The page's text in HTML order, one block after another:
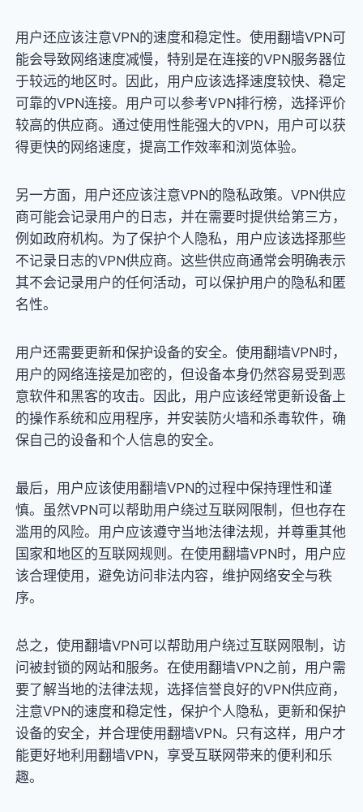
用户还应该注意VPN的速度和稳定性。使用翻墙VPN可
能会导致网络速度减慢，特别是在连接的VPN服务器位
于较远的地区时。因此，用户应该选择速度较快、稳定
可靠的VPN连接。用户可以参考VPN排行榜，选择评价
较高的供应商。通过使用性能强大的VPN，用户可以获
得更快的网络速度，提高工作效率和浏览体验。
另一方面，用户还应该注意VPN的隐私政策。VPN供应
商可能会记录用户的日志，并在需要时提供给第三方，
例如政府机构。为了保护个人隐私，用户应该选择那些
不记录日志的VPN供应商。这些供应商通常会明确表示
其不会记录用户的任何活动，可以保护用户的隐私和匿
名性。
用户还需要更新和保护设备的安全。使用翻墙VPN时，
用户的网络连接是加密的，但设备本身仍然容易受到恶
意软件和黑客的攻击。因此，用户应该经常更新设备上
的操作系统和应用程序，并安装防火墙和杀毒软件，确
保自己的设备和个人信息的安全。
最后，用户应该使用翻墙VPN的过程中保持理性和谨
慎。虽然VPN可以帮助用户绕过互联网限制，但也存在
滥用的风险。用户应该遵守当地法律法规，并尊重其他
国家和地区的互联网规则。在使用翻墙VPN时，用户应
该合理使用，避免访问非法内容，维护网络安全与秩
序。
总之，使用翻墙VPN可以帮助用户绕过互联网限制，访
问被封锁的网站和服务。在使用翻墙VPN之前，用户需
要了解当地的法律法规，选择信誉良好的VPN供应商，
注意VPN的速度和稳定性，保护个人隐私，更新和保护
设备的安全，并合理使用翻墙VPN。只有这样，用户才
能更好地利用翻墙VPN，享受互联网带来的便利和乐
趣。